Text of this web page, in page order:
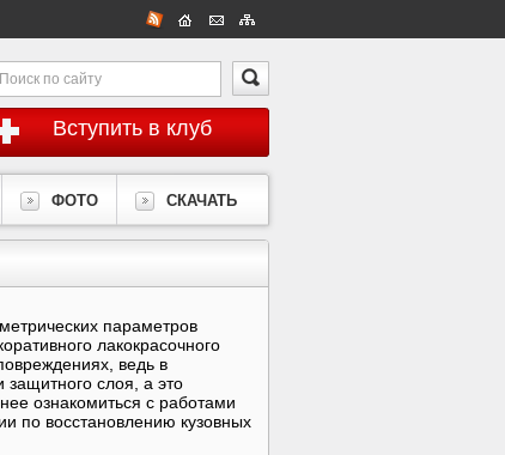
Вступить в клуб
ФОТО СКАЧАТЬ
параметров
лакокрасочного
ведь в
слоя, а это
ознакомиться с работами
по восстановлению кузовных